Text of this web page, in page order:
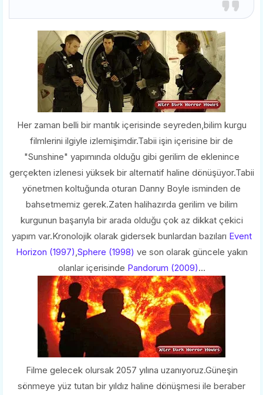
Her zaman belli bir mantık içerisinde seyreden,bilim kurgu
filmlerini ilgiyle izlemişimdir.Tabii işin içerisine bir de
"Sunshine" yapımında olduğu gibi gerilim de eklenince
gerçekten izlenesi yüksek bir alternatif haline dönüşüyor.Tabii
yönetmen koltuğunda oturan Danny Boyle isminden de
bahsetmemiz gerek.Zaten halihazırda gerilim ve bilim
kurgunun başarıyla bir arada olduğu çok az dikkat çekici
yapım var.Kronolojik olarak gidersek bunlardan bazıları Event
Horizon (1997),Sphere (1998) ve son olarak güncele yakın
olanlar içerisinde Pandorum (2009)...
Filme gelecek olursak 2057 yılına uzanıyoruz.Güneşin
sönmeye yüz tutan bir yıldız haline dönüşmesi ile beraber